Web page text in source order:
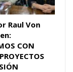
Raul Von
CON